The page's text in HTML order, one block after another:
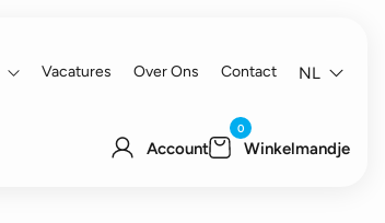
Vacatures Over Ons Contact NL
Account
0
Winkelmandje